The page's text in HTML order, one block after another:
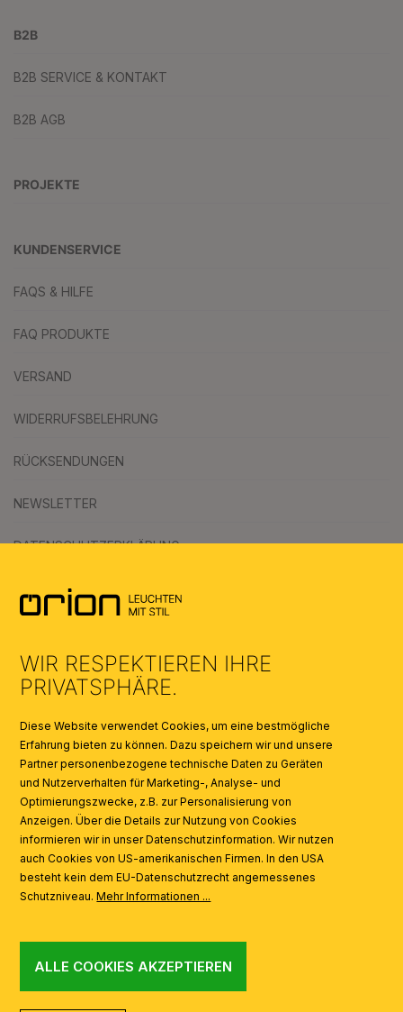
B2B
B2B SERVICE & KONTAKT
B2B AGB
PROJEKTE
KUNDENSERVICE
FAQS & HILFE
FAQ PRODUKTE
VERSAND
WIDERRUFSBELEHRUNG
RÜCKSENDUNGEN
NEWSLETTER
DATENSCHUTZERKLÄRUNG
KATALOGE
AI
WIR RESPEKTIEREN IHRE
PRIVATSPHÄRE.
Diese Website verwendet Cookies, um eine bestmögliche
Erfahrung bieten zu können. Dazu speichern wir und unsere
Partner personenbezogene technische Daten zu Geräten
und Nutzerverhalten für Marketing-, Analyse- und
Optimierungszwecke, z.B. zur Personalisierung von
Anzeigen. Über die Details zur Nutzung von Cookies
informieren wir in unser Datenschutzinformation. Wir nutzen
auch Cookies von US-amerikanischen Firmen. In den USA
besteht kein dem EU-Datenschutzrecht angemessenes
Schutzniveau.Mehr Informationen ...
ALLE COOKIES AKZEPTIEREN